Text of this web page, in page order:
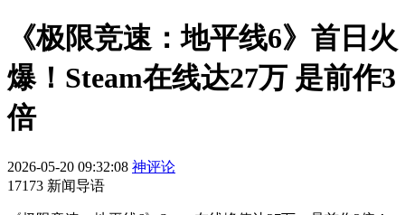
《极限竞速：地平线6》首日火
爆！Steam在线达27万 是前作3
倍
2026-05-20 09:32:08 神评论
17173 新闻导语